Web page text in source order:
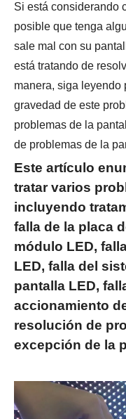
Si está considerando
posible que tenga
sale mal con su
está tratando de
manera, siga leyendo
gravedad de este
problemas de la
de problemas de la
Este artículo
tratar varios
incluyendo
falla de la placa
módulo LED,
LED, falla del
pantalla LED,
accionamiento
resolución de
excepción de la